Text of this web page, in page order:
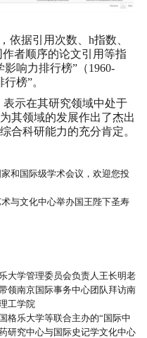
依据引用次数、h指数、
者顺序的论文引用等指
响力排行榜”（1960-
榜”。
表示在其研究领域中处于
其领域的发展作出了杰出
合科研能力的充分肯定。
和国际级学术会议，欢迎您投
与文化中心举办国王陛下圣寿
大学管理委员会负责人王长明老
领南京国际事务中心团队拜访南
工学院
格乐大学等联合主办的“国际中
研究中心与国际史记学文化中心